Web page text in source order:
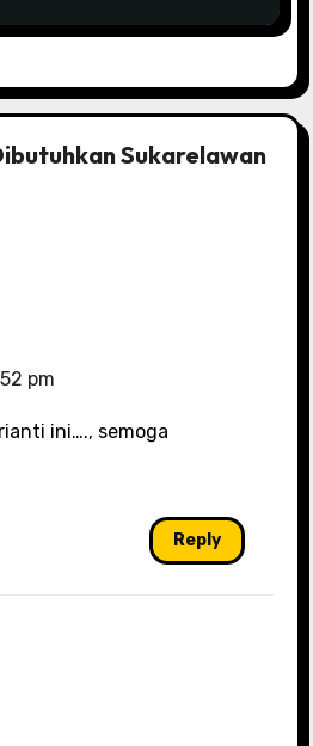
Sukarelawan
pm
ini…., semoga
Reply